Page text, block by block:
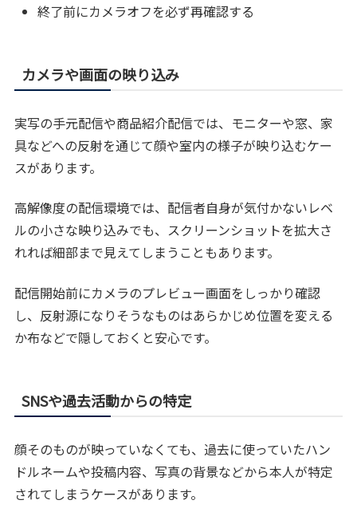
終了前にカメラオフを必ず再確認する
カメラや画面の映り込み
実写の手元配信や商品紹介配信では、モニターや窓、家
具などへの反射を通じて顔や室内の様子が映り込むケー
スがあります。
高解像度の配信環境では、配信者自身が気付かないレベ
ルの小さな映り込みでも、スクリーンショットを拡大さ
れれば細部まで見えてしまうこともあります。
配信開始前にカメラのプレビュー画面をしっかり確認
し、反射源になりそうなものはあらかじめ位置を変える
か布などで隠しておくと安心です。
SNSや過去活動からの特定
顔そのものが映っていなくても、過去に使っていたハン
ドルネームや投稿内容、写真の背景などから本人が特定
されてしまうケースがあります。